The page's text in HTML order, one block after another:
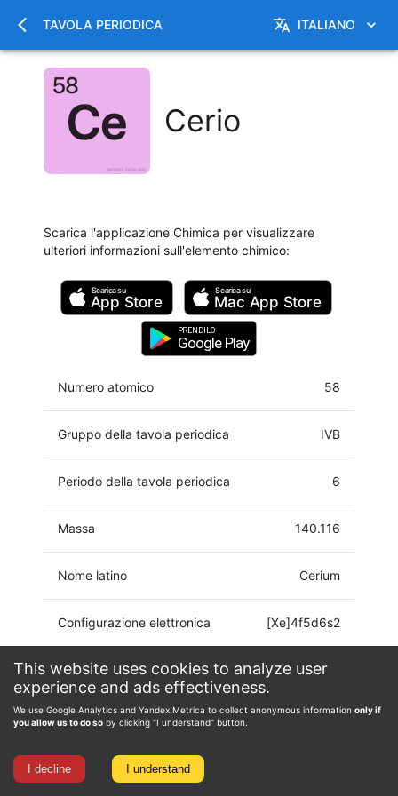
This website uses cookies to analyze user
experience and ads effectiveness.
We use Google Analytics and Yandex.Metrica to collect anonymous information only if
you allow us to do so by clicking "I understand" button.
I decline I understand
TAVOLA PERIODICA ITALIANO
Cerio
Scarica l'applicazione Chimica per visualizzare
ulteriori informazioni sull'elemento chimico:
Scarica su
App Store
Scarica su
Mac App Store
PRENDILO
Google Play
Numero atomico 58
Gruppo della tavola periodica IVB
Periodo della tavola periodica 6
Massa 140.116
Nome latino Cerium
Configurazione elettronica [Xe]4f5d6s2
Stato di ossidazione 0, 1, 2, 3, 4